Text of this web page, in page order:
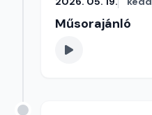
Műsorajánló